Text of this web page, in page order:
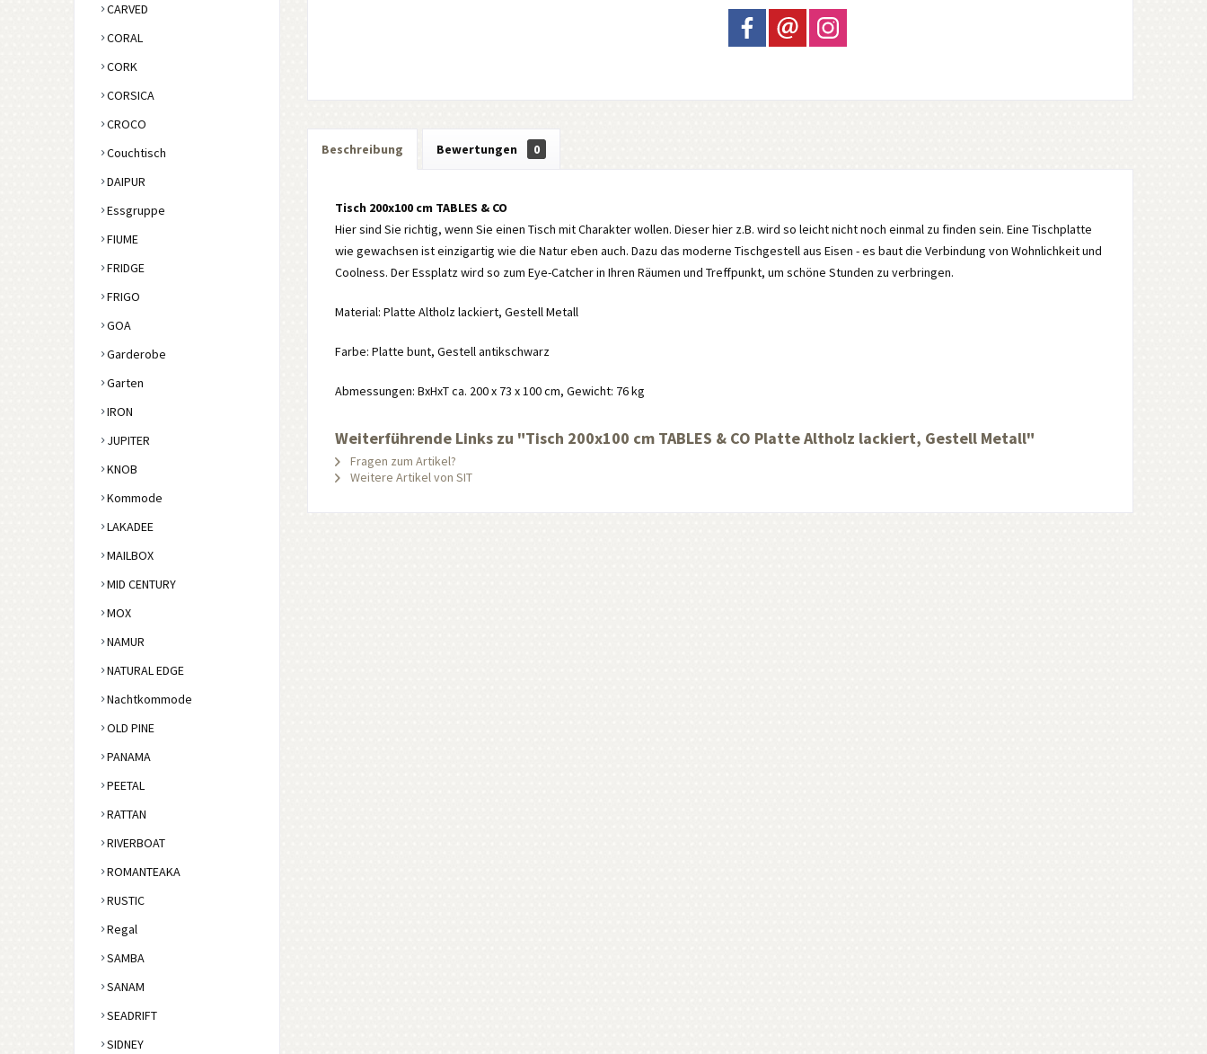
CARVED
CORAL
CORK
CORSICA
CROCO
Couchtisch
DAIPUR
Essgruppe
FIUME
FRIDGE
FRIGO
GOA
Garderobe
Garten
IRON
JUPITER
KNOB
Kommode
LAKADEE
MAILBOX
MID CENTURY
MOX
NAMUR
NATURAL EDGE
Nachtkommode
OLD PINE
PANAMA
PEETAL
RATTAN
RIVERBOAT
ROMANTEAKA
RUSTIC
Regal
SAMBA
SANAM
SEADRIFT
SIDNEY
Beschreibung Bewertungen 0
Tisch 200x100 cm TABLES & CO
Hier sind Sie richtig, wenn Sie einen Tisch mit Charakter wollen. Dieser hier z.B. wird so leicht nicht noch einmal zu finden sein. Eine Tischplatte
wie gewachsen ist einzigartig wie die Natur eben auch. Dazu das moderne Tischgestell aus Eisen - es baut die Verbindung von Wohnlichkeit und
Coolness. Der Essplatz wird so zum Eye-Catcher in Ihren Räumen und Treffpunkt, um schöne Stunden zu verbringen.
Material: Platte Altholz lackiert, Gestell Metall
Farbe: Platte bunt, Gestell antikschwarz
Abmessungen: BxHxT ca. 200 x 73 x 100 cm, Gewicht: 76 kg
Weiterführende Links zu "Tisch 200x100 cm TABLES & CO Platte Altholz lackiert, Gestell Metall"
Fragen zum Artikel?
Weitere Artikel von SIT